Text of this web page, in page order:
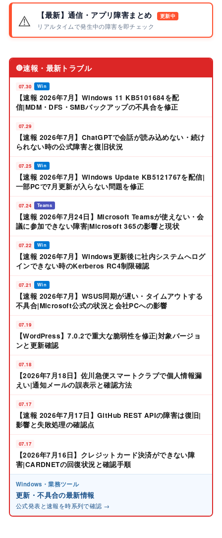
⚠️ 【最新】通信・アプリ障害まとめ 更新中
リアルタイムで発生中の障害を即チェック
🔴速報・最新トラブル
07.30 Win
【速報 2026年7月】Windows 11 KB5101684を配
信|MDM・DFS・SMBバックアップの不具合を修正
07.29
【速報 2026年7月】ChatGPTで会話が読み込めない・続け
られない時の公式障害と復旧状況
07.25 Win
【速報 2026年7月】Windows Update KB5121767を配信|
一部PCで7月更新が入らない問題を修正
07.24 Teams
【速報 2026年7月24日】Microsoft Teamsが使えない・会
議に参加できない障害|Microsoft 365の影響と現状
07.22 Win
【速報 2026年7月】Windows更新後に社内システムへログ
インできない時のKerberos RC4制限確認
07.21 Win
【速報 2026年7月】WSUS同期が遅い・タイムアウトする
不具合|Microsoft公式の状況と会社PCへの影響
07.19
【WordPress】7.0.2で重大な脆弱性を修正|対象バージョ
ンと更新確認
07.18
【2026年7月18日】佐川急便スマートクラブで個人情報漏
えい|通知メールの誤表示と確認方法
07.17
【速報 2026年7月17日】GitHub REST APIの障害は復旧|
影響と失敗処理の確認点
07.17
【2026年7月16日】クレジットカード決済ができない障
害|CARDNETの回復状況と確認手順
Windows・業務ツール
更新・不具合の最新情報
公式発表と速報を時系列で確認 →